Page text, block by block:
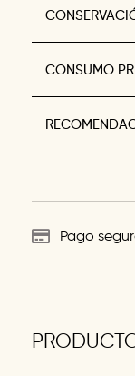
CONSUMO
Pago